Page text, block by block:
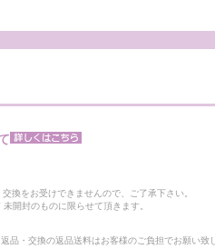
換をお受けできませんので、ご了承下さい。
開封のものに限らせて頂きます。
品・交換の返品送料はお客様のご負担でお願い致し